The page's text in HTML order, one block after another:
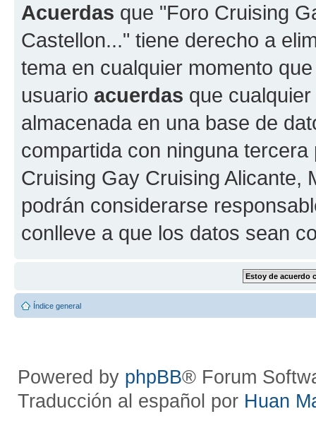
Acuerdas que "Foro Cruising
Castellon..." tiene derecho a
tema en cualquier momento
usuario acuerdas que
almacenada en una base de
compartida con ninguna
Cruising Gay Cruising Alicante,
podrán considerarse
conlleve a que los datos sean
Índice general
Powered by phpBB® Forum
Traducción al español por Huan